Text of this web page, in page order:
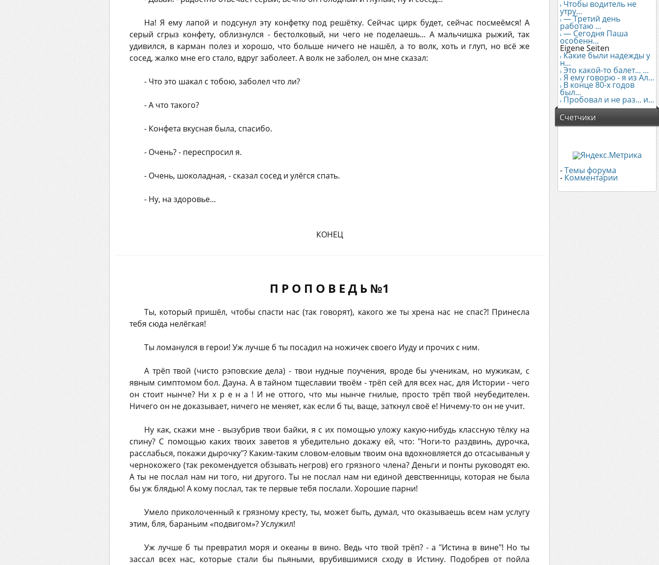
Чтобы водитель не
утру...
— Третий день
работаю ...
— Сегодня Паша
особенн...
Eigene Seiten
Какие были надежды у
н...
Это какой-то балет... ...
Я ему говорю - я из Ал...
В конце 80-х годов
был...
Пробовал и не раз... и...
Счетчики
-Темы форума
- Комментарии
На! Я ему лапой и подсунул эту конфетку под решётку. Сейчас цирк будет, сейчас посмеёмся! А
серый сгрыз конфету, облизнулся - бестолковый, ни чего не поделаешь... А мальчишка рыжий, так
удивился, в карман полез и хорошо, что больше ничего не нашёл, а то волк, хоть и глуп, но всё же
сосед, жалко мне его стало, вдруг заболеет. А волк не заболел, он мне сказал:
- Что это шакал с тобою, заболел что ли?
- А что такого?
- Конфета вкусная была, спасибо.
- Очень? - переспросил я.
- Очень, шоколадная, - сказал сосед и улёгся спать.
- Ну, на здоровье...
КОНЕЦ
П Р О П О В Е Д Ь №1
Ты, который пришёл, чтобы спасти нас (так говорят), какого же ты хрена нас не спас?! Принесла
тебя сюда нелёгкая!
Ты ломанулся в герои! Уж лучше б ты посадил на ножичек своего Иуду и прочих с ним.
А трёп твой (чисто рэповские дела) - твои нудные поучения, вроде бы ученикам, но мужикам, с
явным симптомом бол. Дауна. А в тайном тщеславии твоём - трёп сей для всех нас, для Истории - чего
он стоит нынче? Ни х р е н а ! И не оттого, что мы нынче гнилые, просто трёп твой неубедителен.
Ничего он не доказывает, ничего не меняет, как если б ты, ваще, заткнул своё е! Ничему-то он не учит.
Ну как, скажи мне - вызубрив твои байки, я с их помощью уложу какую-нибудь классную тёлку на
спину? С помощью каких твоих заветов я убедительно докажу ей, что: "Ноги-то раздвинь, дурочка,
расслабься, покажи дырочку"? Каким-таким словом-еловым твоим она вдохновляется до отсасыванья у
чернокожего (так рекомендуется обзывать негров) его грязного члена? Деньги и понты руководят ею.
А ты не послал нам ни того, ни другого. Ты не послал нам ни единой девственницы, которая не была
бы уж блядью! А кому послал, так те первые тебя послали. Хорошие парни!
Умело приколоченный к грязному кресту, ты, может быть, думал, что оказываешь всем нам услугу
этим, бля, бараньим «подвигом»? Услужил!
Уж лучше б ты превратил моря и океаны в вино. Ведь что твой трёп? - а "Истина в вине"! Но ты
зассал всех нас, которые стали бы пьяными, врубившимися сходу в Истину. Подобрев от пойла